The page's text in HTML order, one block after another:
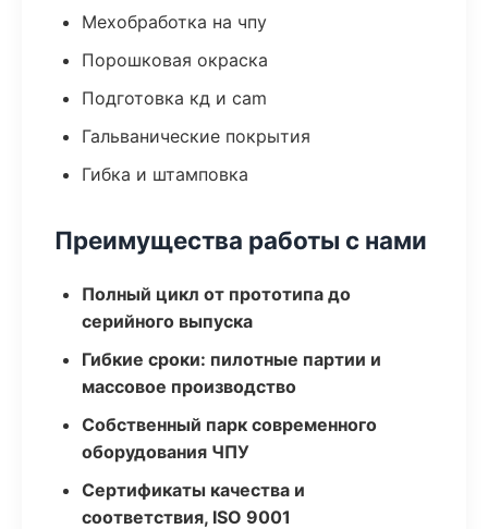
Мехобработка на чпу
Порошковая окраска
Подготовка кд и cam
Гальванические покрытия
Гибка и штамповка
Преимущества работы с нами
Полный цикл от прототипа до
серийного выпуска
Гибкие сроки: пилотные партии и
массовое производство
Собственный парк современного
оборудования ЧПУ
Сертификаты качества и
соответствия, ISO 9001